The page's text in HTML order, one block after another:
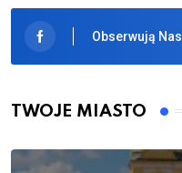
Obserwują Nas
TWOJE MIASTO